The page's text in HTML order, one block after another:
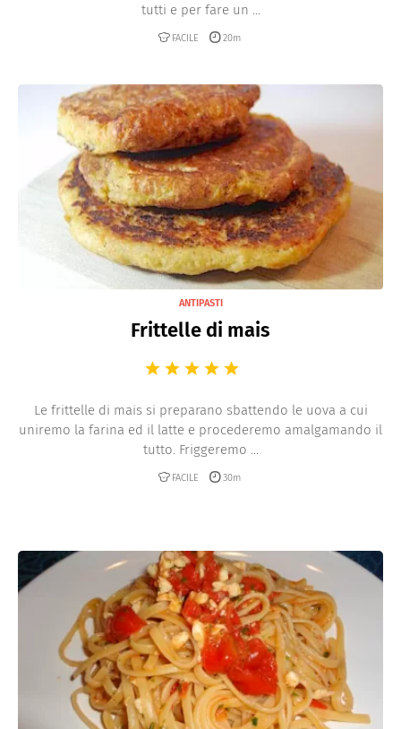
tutti e per fare un ...
FACILE 20m
ANTIPASTI
Frittelle di mais
Le frittelle di mais si preparano sbattendo le uova a cui
uniremo la farina ed il latte e procederemo amalgamando il
tutto. Friggeremo ...
FACILE 30m